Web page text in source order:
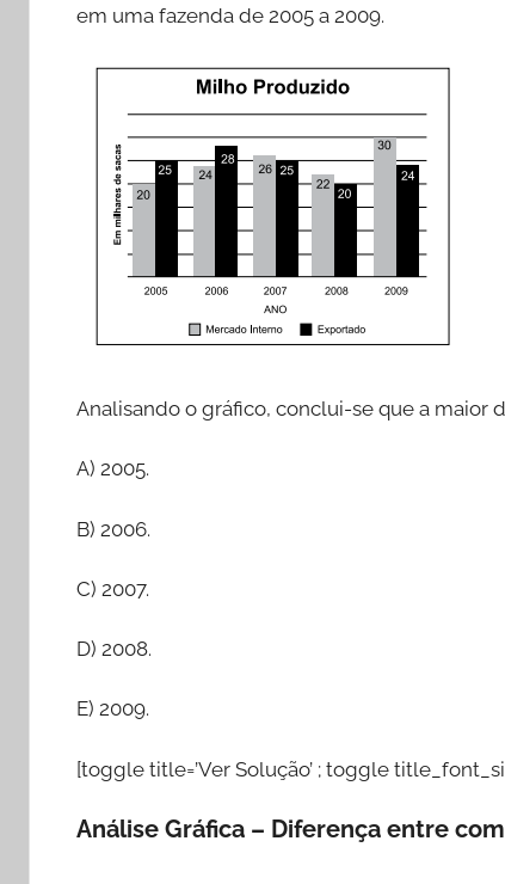
em uma fazenda de 2005 a 2009.
Analisando o gráfico, conclui-se que a maior
A) 2005.
B) 2006.
C) 2007.
D) 2008.
E) 2009.
[toggle title=’Ver Solução’ ; toggle
Análise Gráfica – Diferença entre